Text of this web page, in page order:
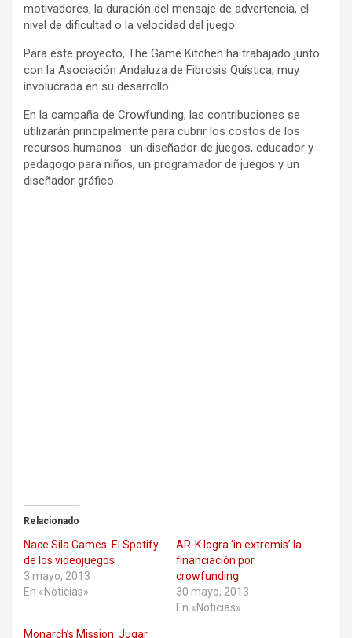
motivadores, la duración del mensaje de advertencia, el
nivel de dificultad o la velocidad del juego.
Para este proyecto, The Game Kitchen ha trabajado junto
con la Asociación Andaluza de Fibrosis Quística, muy
involucrada en su desarrollo.
En la campaña de Crowfunding, las contribuciones se
utilizarán principalmente para cubrir los costos de los
recursos humanos : un diseñador de juegos, educador y
pedagogo para niños, un programador de juegos y un
diseñador gráfico.
Relacionado
Nace Sila Games: El Spotify
de los videojuegos
3 mayo, 2013
En «Noticias»
AR-K logra ‘in extremis’ la
financiación por
crowfunding
30 mayo, 2013
En «Noticias»
Monarch’s Mission: Jugar